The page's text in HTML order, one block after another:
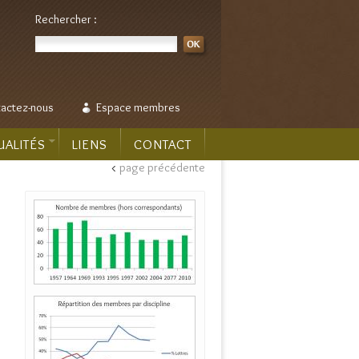
Rechercher :
nous Espace membres
LIENS CONTACT
< page précédente